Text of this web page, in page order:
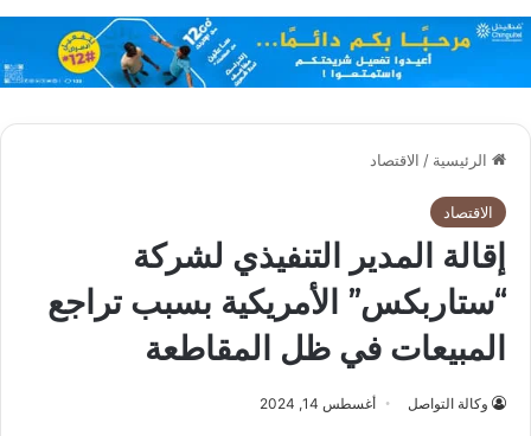
الرئيسية / الاقتصاد
الاقتصاد
إقالة المدير التنفيذي لشركة
“ستاربكس” الأمريكية بسبب تراجع
المبيعات في ظل المقاطعة
وكالة التواصل أغسطس 14, 2024